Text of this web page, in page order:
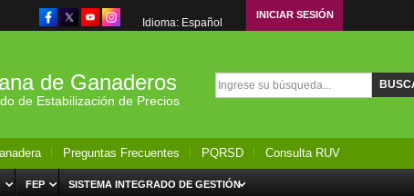
Idioma: Español
INICIAR SESIÓN
de Ganaderos Formulario de búsqueda
Buscar
de Estabilización de Precios
Preguntas Frecuentes PQRSD Consulta RUV
FEP SISTEMA INTEGRADO DE GESTIÓN